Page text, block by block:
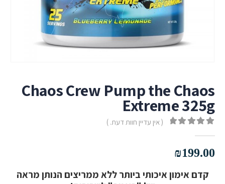
Chaos Crew Pump the Chaos
Extreme 325g
( אין עדיין חוות דעת. )
₪199.00
קדם אימון איכותי ביותרללאממריצים הנותן מראה